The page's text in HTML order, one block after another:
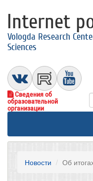
Internet
Vologda Research
Sciences
Сведения об
образовательной
организации
Новости Об